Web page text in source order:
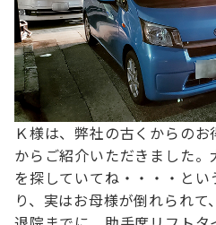
Ｋ様は、弊社の古くからの
からご紹介いただきました。
を探していてね・・・・と
り、 実はお母様が倒れられて